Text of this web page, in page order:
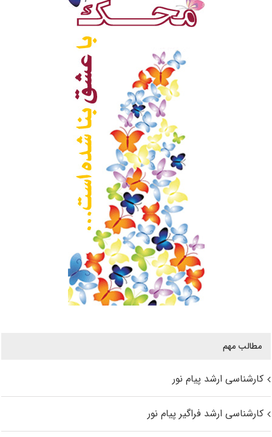
مطالب مهم
کارشناسی ارشد پیام نور
کارشناسی ارشد فراگیر پیام نور